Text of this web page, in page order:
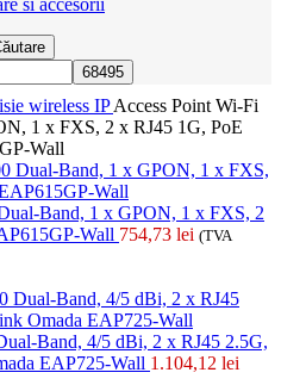
si accesorii
wireless IPAccess Point Wi-Fi
1 x FXS, 2 x RJ45 1G, PoE
Wall
Band, 1 x GPON, 1 x FXS, 2
Wall 754,73 lei (TVA
Band, 4/5 dBi, 2 x RJ45 2.5G,
EAP725-Wall 1.104,12 lei